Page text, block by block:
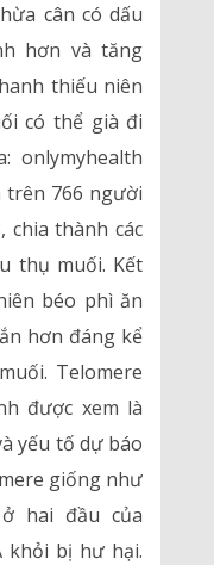
cân có dấu
hơn và tăng
thiếu niên
có thể già đi
onlymyhealth
trên 766 người
thành các
thụ muối. Kết
béo phì ăn
hơn đáng kể
Telomere
được xem là
yếu tố dự báo
giống như
hai đầu của
khỏi bị hư hại.